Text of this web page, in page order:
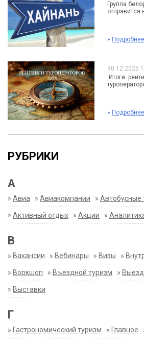
Группа
отправится
» Подробнее
30.12.2025
Итоги:
» Подробнее
РУБРИКИ
А
» Авиа » Авиакомпании » Автобусные
» Активный отдых » Акции »
В
» Вакансии » Вебинары » Визы »
» Воркшоп » Въездной туризм »
» Выставки
Г
» Гастрономический туризм » Главное